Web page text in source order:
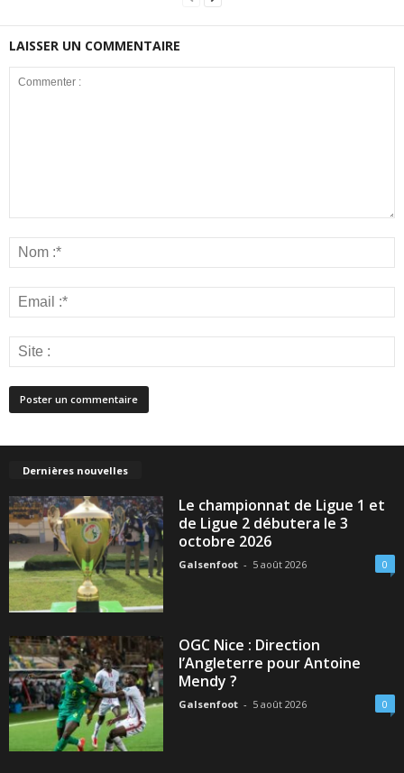
LAISSER UN COMMENTAIRE
Dernières nouvelles
Le championnat de Ligue 1 et
de Ligue 2 débutera le 3
octobre 2026
Galsenfoot - 5 août 2026 0
OGC Nice : Direction
l’Angleterre pour Antoine
Mendy ?
Galsenfoot - 5 août 2026 0